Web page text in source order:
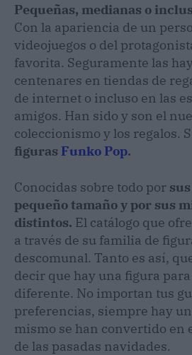
Pequeñas, medianas o
Con la apariencia de un
videojuegos o del
favorita. Seguramente las
centenares en tiendas de
de internet o incluso en las
amigos. Han sido y son el
coleccionismo y los regalos.
figuras Funko Pop.
Conocidas sobre todo por
pequeño tamaño y por sus
distintos. El catálogo que
a través de su familia de
descomunal. Tanto es así,
decir que hay una figura
diferente. No importan tus
preferencias, siempre hay
mismo se han convertido en
de las pasadas navidades.